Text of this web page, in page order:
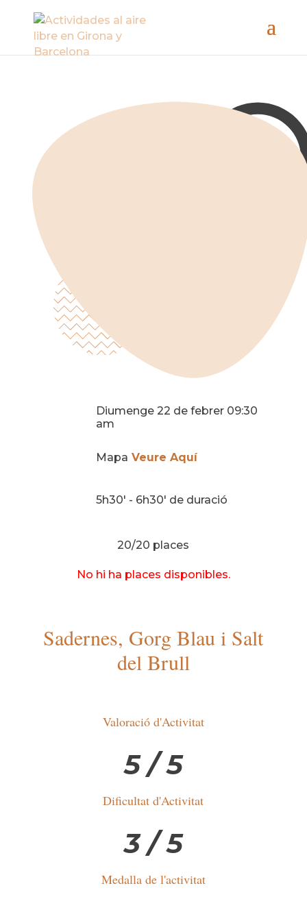
Diumenge 22 de febrer 09:30
am
Mapa Veure Aquí
5h30' - 6h30' de duració
20/20 places
No hi ha places disponibles.
Sadernes, Gorg Blau i Salt
del Brull
Valoració d'Activitat
5 / 5
Dificultat d'Activitat
3 / 5
Medalla de l'activitat